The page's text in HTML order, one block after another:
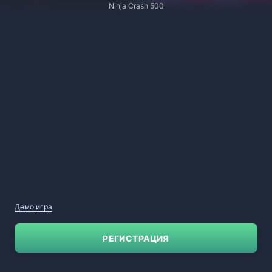
Ninja Crash 500
Демо игра
РЕГИСТРАЦИЯ